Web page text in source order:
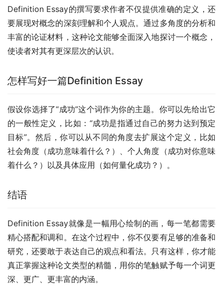
Definition Essay的撰写要求作者不仅提供准确的定义，还
要展现对概念的深刻理解和个人观点。通过多角度的分析和
丰富的论证材料，这种论文能够全面深入地探讨一个概念，
使读者对其有更深层次的认识。
怎样写好一篇Definition Essay
假设你选择了“成功”这个词作为你的主题。你可以先给出它
的一般性定义，比如：“成功是指通过自己的努力达到预定
目标”。然后，你可以从不同的角度去扩展这个定义，比如
社会角度（成功意味着什么？）、个人角度（成功对你意味
着什么？）以及具体应用（如何量化成功？）。
结语
Definition Essay就像是一幅用心绘制的画，每一笔都需要
精心搭配和调和。在这个过程中，你不仅要有足够的准备和
研究，还要敢于表达自己的观点和看法。只有这样，你才能
真正掌握这种论文类型的精髓，用你的笔触赋予每一个词更
深、更广、更丰富的内涵。